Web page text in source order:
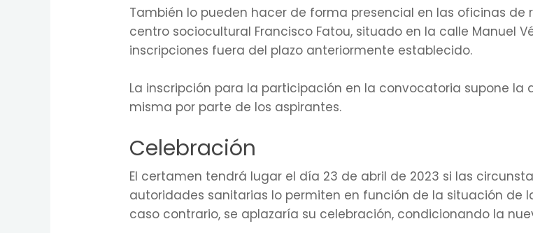
También lo pueden hacer de forma presencial en las oficinas de
centro sociocultural Francisco Fatou, situado en la calle Manuel
inscripciones fuera del plazo anteriormente establecido.
La inscripción para la participación en la convocatoria supone
misma por parte de los aspirantes.
Celebración
El certamen tendrá lugar el día 23 de abril de 2023 si las
autoridades sanitarias lo permiten en función de la situación de
caso contrario, se aplazaría su celebración, condicionando la